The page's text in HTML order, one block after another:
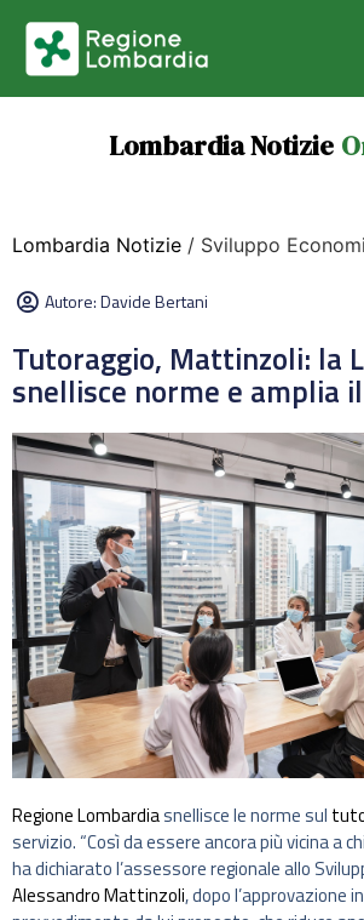
Lombardia Notizie
Lombardia Notizie / Sviluppo
Autore:Davide Bertani
Tutoraggio, Mattinzoli: la
snellisce norme e amplia
Regione Lombardiasnellisce le norme sul
servizio. “Così da essere ancora più vicina a
ha dichiarato l’assessore regionale allo
Alessandro Mattinzoli, dopo l’approvazione